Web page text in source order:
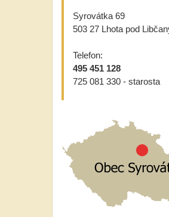
Syrovátka 69
503 27 Lhota pod
Telefon:
495 451 128
725 081 330 - starosta